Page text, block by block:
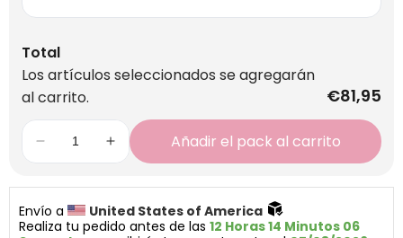
Total
Los artículos seleccionados se agregarán
al carrito.
€81,95
Añadir el pack al carrito
Envío a
United States of America
Realiza tu pedido antes de las 12 Horas 14 Minutos 05